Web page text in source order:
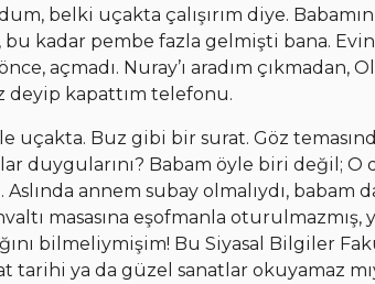
belki uçakta çalışırım diye. Babamın
bu kadar pembe fazla gelmişti bana.
açmadı. Nuray’ı aradım çıkmadan,
deyip kapattım telefonu.
uçakta. Buz gibi bir surat. Göz
duygularını? Babam öyle biri değil; O
annem subay olmalıydı, babam
masasına eşofmanla
bilmeliymişim! Bu Siyasal Bilgiler
tarihi ya da güzel sanatlar okuyamaz